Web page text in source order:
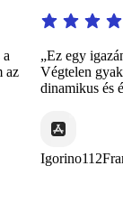
az
„Ez egy
Végtelen
dinamikus és